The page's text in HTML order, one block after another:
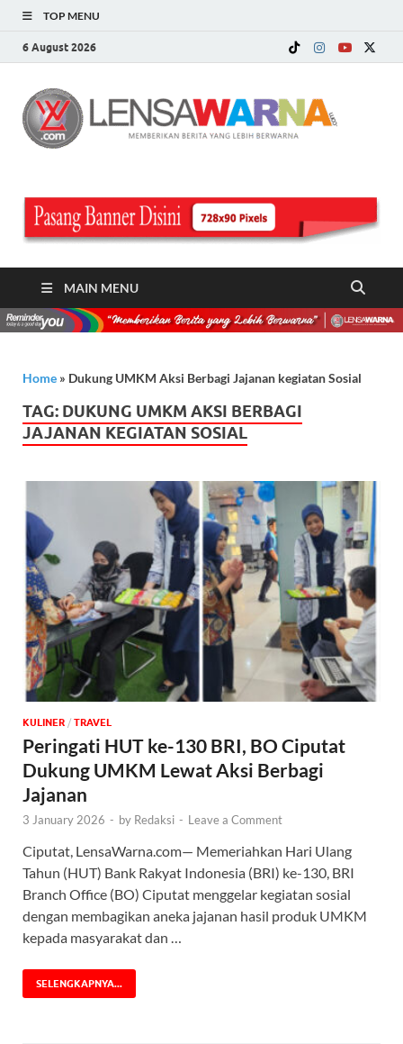
TOP MENU
6 August 2026
MAIN MENU
Home » Dukung UMKM Aksi Berbagi Jajanan kegiatan Sosial
TAG: DUKUNG UMKM AKSI BERBAGI
JAJANAN KEGIATAN SOSIAL
KULINER / ‎TRAVEL
Peringati HUT ke-130 BRI, BO Ciputat
Dukung UMKM Lewat Aksi Berbagi
Jajanan
3 January 2026 - by Redaksi - Leave a Comment
Ciputat, LensaWarna.com— Memeriahkan Hari Ulang
Tahun (HUT) Bank Rakyat Indonesia (BRI) ke-130, BRI
Branch Office (BO) Ciputat menggelar kegiatan sosial
dengan membagikan aneka jajanan hasil produk UMKM
kepada masyarakat dan …
SELENGKAPNYA...